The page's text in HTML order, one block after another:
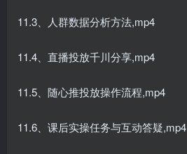
11.3、人群数据分析方法,mp4
11.4、直播投放千川分享,mp4
11.5、随心推投放操作流程,mp4
11.6、课后实操任务与互动答疑,mp4